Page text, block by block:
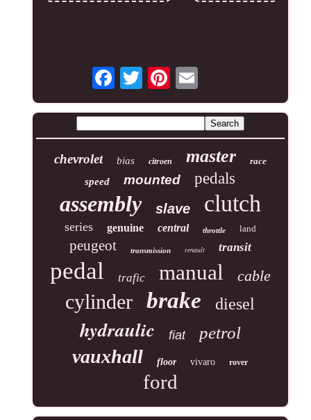
chevrolet bias citroen master race
speed mounted pedals
assembly slave clutch
series genuine central throttle land
peugeot transmission renault transit
pedal trafic manual cable
cylinder brake diesel
hydraulic fiat petrol
vauxhall floor vivaro rover
ford